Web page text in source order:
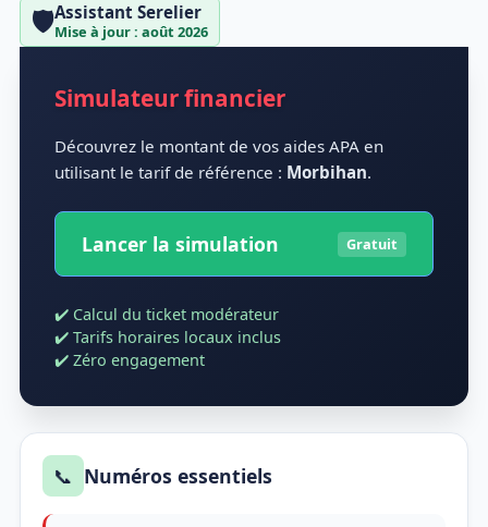
🛡️Assistant Serelier
Mise à jour : août 2026
Simulateur financier
Découvrez le montant de vos aides APA en
utilisant le tarif de référence : Morbihan.
Lancer la simulation Gratuit
✔️ Calcul du ticket modérateur
✔️ Tarifs horaires locaux inclus
✔️ Zéro engagement
📞 Numéros essentiels